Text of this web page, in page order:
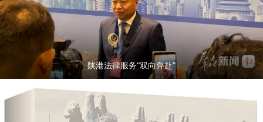
陕港法律服务“双向奔赴”